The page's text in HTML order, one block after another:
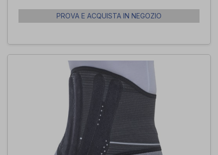
PROVA E ACQUISTA IN NEGOZIO